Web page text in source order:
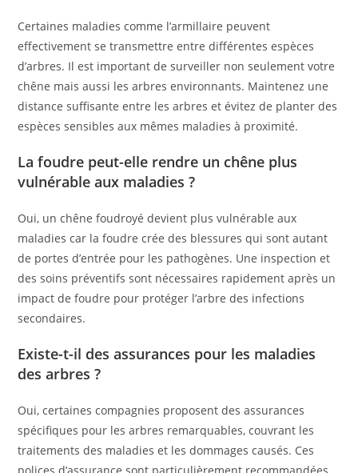
Certaines maladies comme l’armillaire peuvent
effectivement se transmettre entre différentes espèces
d’arbres. Il est important de surveiller non seulement votre
chêne mais aussi les arbres environnants. Maintenez une
distance suffisante entre les arbres et évitez de planter des
espèces sensibles aux mêmes maladies à proximité.
La foudre peut-elle rendre un chêne plus
vulnérable aux maladies ?
Oui, un chêne foudroyé devient plus vulnérable aux
maladies car la foudre crée des blessures qui sont autant
de portes d’entrée pour les pathogènes. Une inspection et
des soins préventifs sont nécessaires rapidement après un
impact de foudre pour protéger l’arbre des infections
secondaires.
Existe-t-il des assurances pour les maladies
des arbres ?
Oui, certaines compagnies proposent des assurances
spécifiques pour les arbres remarquables, couvrant les
traitements des maladies et les dommages causés. Ces
polices d’assurance sont particulièrement recommandées